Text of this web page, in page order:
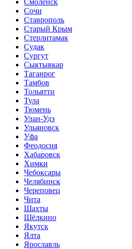
Сочи
Ставрополь
Старый Крым
Стерлитамак
Судак
Сургут
Сыктывкар
Таганрог
Тамбов
Тольятти
Тула
Тюмень
Улан-Удэ
Ульяновск
Уфа
Феодосия
Хабаровск
Химки
Чебоксары
Челябинск
Череповец
Чита
Шахты
Щёлкино
Якутск
Ялта
Ярославль